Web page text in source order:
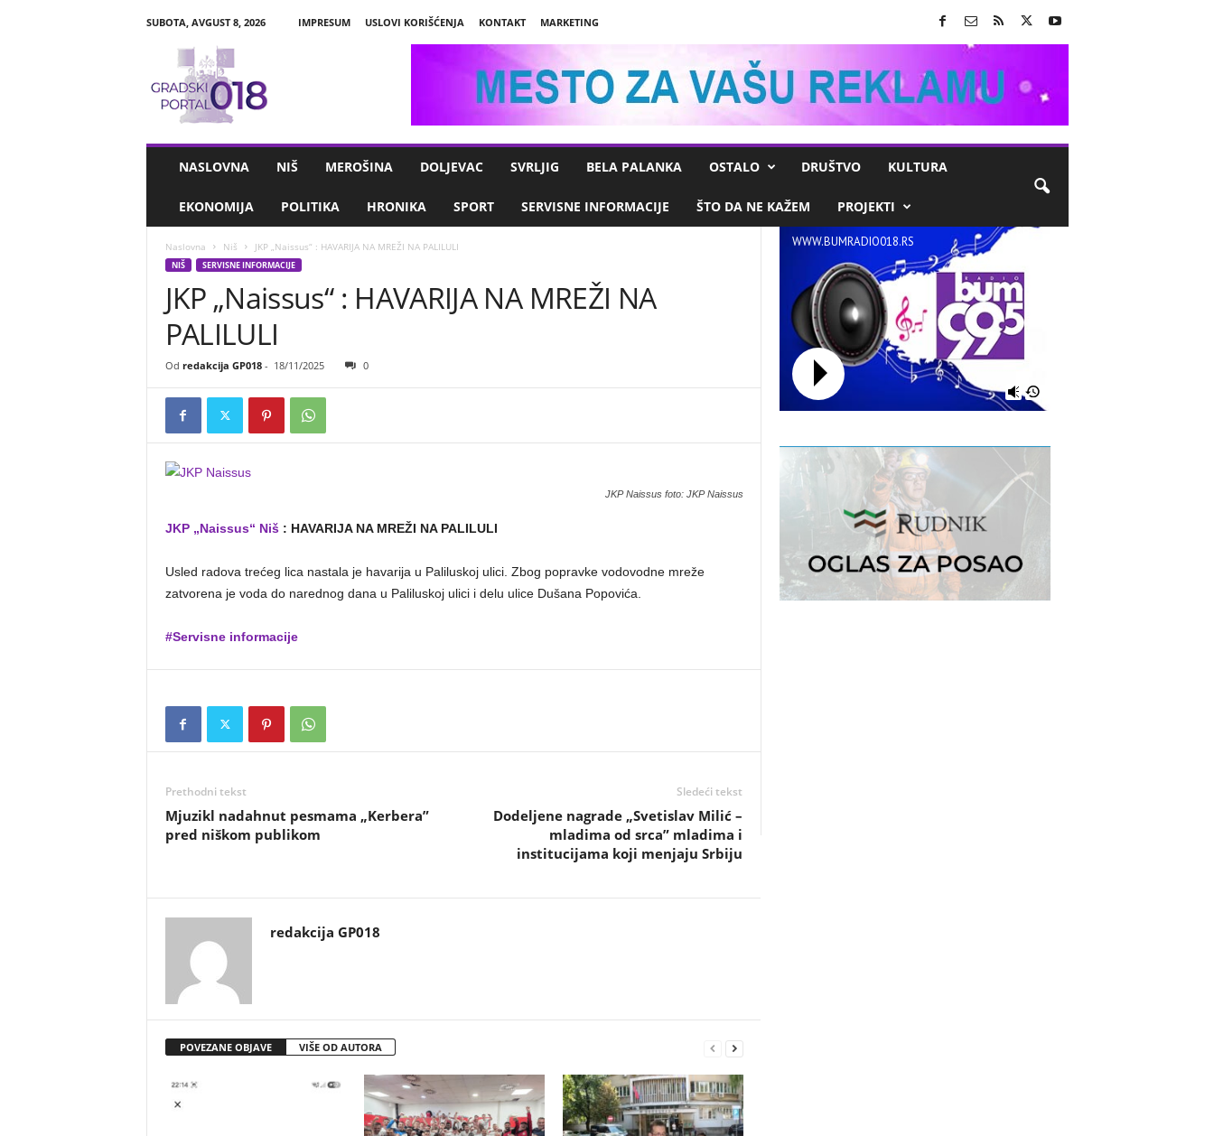
SUBOTA, AVGUST 8, 2026 IMPRESUM USLOVI KORIŠĆENJA KONTAKT
MARKETING
NASLOVNA NIŠ MEROŠINA DOLJEVAC SVRLJIG BELA PALANKA OSTALO DRUŠTVO KULTURA
EKONOMIJA POLITIKA HRONIKA SPORT SERVISNE INFORMACIJE ŠTO DA NE KAŽEM PROJEKTI
Naslovna Niš JKP „Naissus“ : HAVARIJA NA MREŽI NA PALILULI
NIŠ SERVISNE INFORMACIJE
JKP „Naissus“ : HAVARIJA NA MREŽI NA
PALILULI
Od redakcija GP018- 18/11/2025 0
JKP Naissus foto: JKP Naissus
JKP „Naissus“ Niš: HAVARIJA NA MREŽI NA PALILULI
Usled radova trećeg lica nastala je havarija u Paliluskoj ulici. Zbog popravke vodovodne mreže
zatvorena je voda do narednog dana u Paliluskoj ulici i delu ulice Dušana Popovića.
#Servisne informacije
Prethodni tekst
Mjuzikl nadahnut pesmama „Kerbera”
pred niškom publikom
Sledeći tekst
Dodeljene nagrade „Svetislav Milić –
mladima od srca” mladima i
institucijama koji menjaju Srbiju
redakcija GP018
POVEZANE OBJAVE VIŠE OD AUTORA
WWW.BUMRADIO018.RS